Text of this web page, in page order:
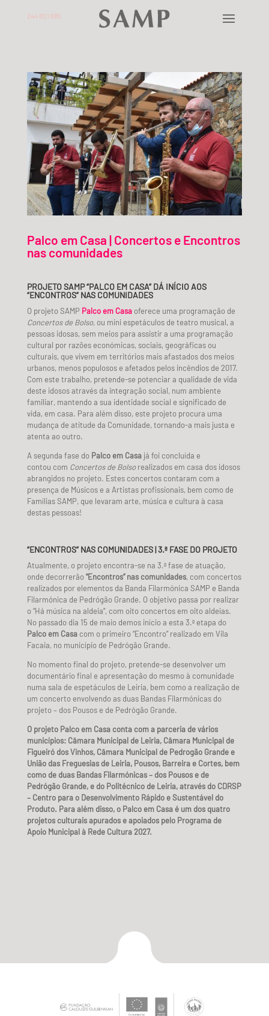
244 801 685
Palco em Casa | Concertos e Encontros
nas comunidades
PROJETO SAMP “PALCO EM CASA” DÁ INÍCIO AOS
“ENCONTROS” NAS COMUNIDADES
O projeto SAMP Palco em Casaoferece uma programação de
Concertos de Bolso, ou mini espetáculos de teatro musical, a
pessoas idosas, sem meios para assistir a uma programação
cultural por razões económicas, sociais, geográficas ou
culturais, que vivem em territórios mais afastados dos meios
urbanos, menos populosos e afetados pelos incêndios de 2017.
Com este trabalho, pretende-se potenciar a qualidade de vida
deste idosos através da integração social, num ambiente
familiar, mantendo a sua identidade social e significado de
vida, em casa. Para além disso, este projeto procura uma
mudança de atitude da Comunidade, tornando-a mais justa e
atenta ao outro.
A segunda fase do Palco em Casajá foi concluída e
contou com Concertos de Bolsorealizados em casa dos idosos
abrangidos no projeto. Estes concertos contaram com a
presença de Músicos e a Artistas profissionais, bem como de
Famílias SAMP, que levaram arte, música e cultura à casa
destas pessoas!
“ENCONTROS” NAS COMUNIDADES |3.ª FASE DO PROJETO
Atualmente, o projeto encontra-se na 3.ª fase de atuação,
onde decorrerão“Encontros” nas comunidades, com concertos
realizados por elementos da Banda Filarmónica SAMP e Banda
Filarmónica de Pedrógão Grande. O objetivo passa por realizar
o “Há música na aldeia”, com oito concertos em oito aldeias.
No passado dia 15 de maio demos início a esta 3.ª etapa do
Palco em Casacom o primeiro “Encontro” realizado em Vila
Facaia, no município de Pedrógão Grande.
No momento final do projeto, pretende-se desenvolver um
documentário final e apresentação do mesmo à comunidade
numa sala de espetáculos de Leiria, bem como a realização de
um concerto envolvendo as duas Bandas Filarmónicas do
projeto – dos Pousos e de Pedrógão Grande.
O projeto Palco em Casa conta com a parceria de vários
municípios: Câmara Municipal de Leiria, Câmara Municipal de
Figueiró dos Vinhos, Câmara Municipal de Pedrogão Grande e
União das Freguesias de Leiria, Pousos, Barreira e Cortes, bem
como de duas Bandas Filarmónicas – dos Pousos e de
Pedrógão Grande, e do Politécnico de Leiria, através do CDRSP
– Centro para o Desenvolvimento Rápido e Sustentável do
Produto. Para além disso, o Palco em Casa é um dos quatro
projetos culturais apurados e apoiados pelo Programa de
Apoio Municipal à Rede Cultura 2027.